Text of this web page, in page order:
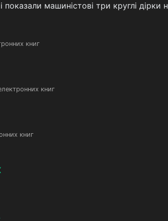
машиністові три круглі дірки
книг
книг
книг